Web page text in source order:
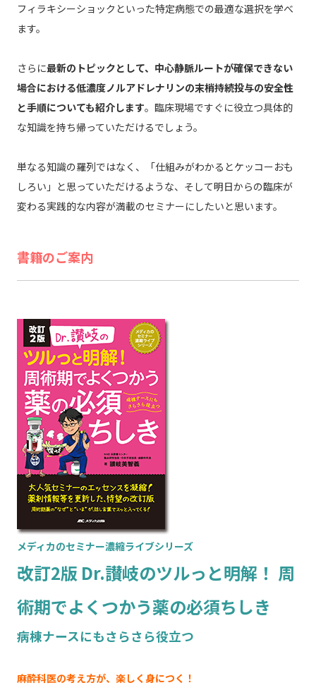
フィラキシーショックといった特定病態での最適な選択を学べ
ます。
さらに最新のトピックとして、中心静脈ルートが確保できない
場合における低濃度ノルアドレナリンの末梢持続投与の安全性
と手順についても紹介します。臨床現場ですぐに役立つ具体的
な知識を持ち帰っていただけるでしょう。
単なる知識の羅列ではなく、「仕組みがわかるとケッコーおも
しろい」と思っていただけるような、そして明日からの臨床が
変わる実践的な内容が満載のセミナーにしたいと思います。
書籍のご案内
メディカのセミナー濃縮ライブシリーズ
改訂2版 Dr.讃岐のツルっと明解！ 周
術期でよくつかう薬の必須ちしき
病棟ナースにもさらさら役立つ
麻酔科医の考え方が、楽しく身につく！